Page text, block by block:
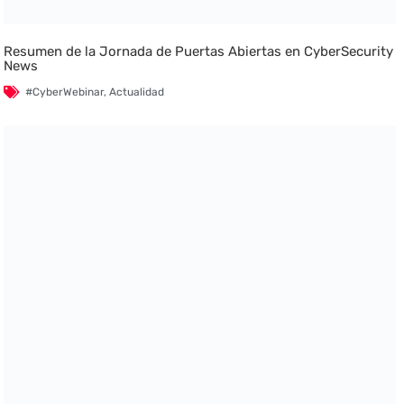
Resumen de la Jornada de Puertas Abiertas en CyberSecurity
News
#CyberWebinar,Actualidad